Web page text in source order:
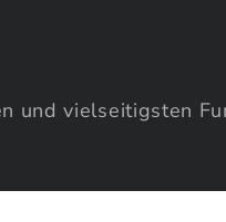
und vielseitigsten